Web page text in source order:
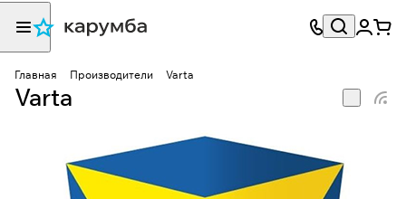
Главная Производители Varta
Varta